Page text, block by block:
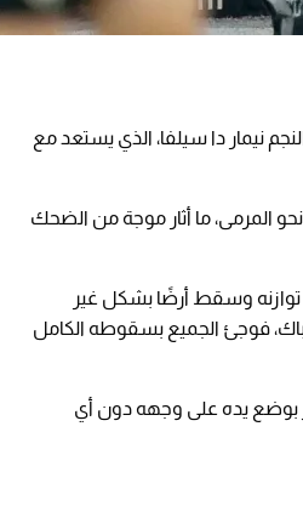
نيمار دا سيلفا، الذي يستعد مع
المرمى، ما أثار موجة من الضحك
توازنه وسقط أرضًا بشكل غير
فوجئ الجميع بسقوطه الكامل
بوضع يده على وجهه دون أي